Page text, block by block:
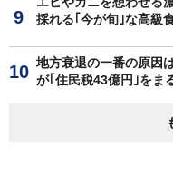
採れる｢今が旬｣な高級
地方衰退の一番の原因
が｢住民税43億円｣をま